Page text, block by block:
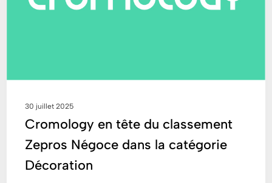
Zepros
30 juillet 2025
Cromology en tête du classement
Zepros Négoce dans la catégorie
Décoration